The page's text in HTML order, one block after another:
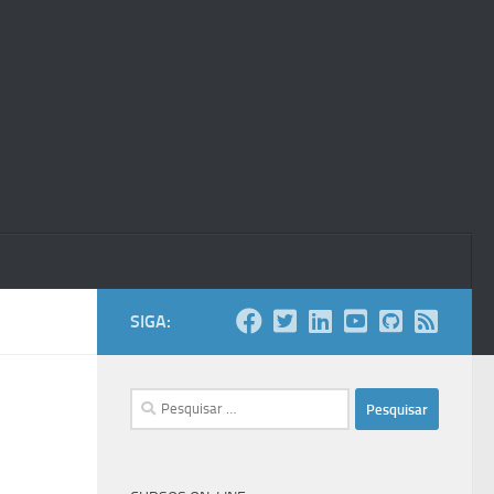
SIGA:
Pesquisar
por: